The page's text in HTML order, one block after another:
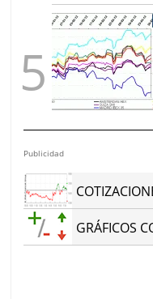
Publicidad
GRÁFICOS